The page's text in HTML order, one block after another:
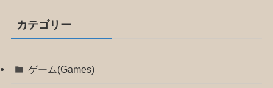
カテゴリー
ゲーム(Games)